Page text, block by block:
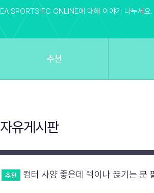
커뮤니티
방명록
업데이트
유저 가이드
EA SPORTS FC ONLINE에 대해 이야기 나누세요.
추천
자유게시판
컴터 사양 좋은데 렉이나 끊기는 분